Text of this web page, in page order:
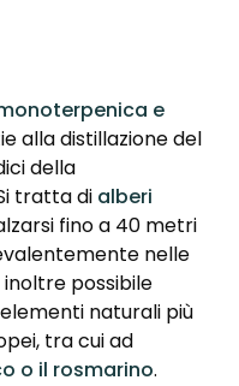
e
alla distillazione del
della
tratta di alberi
fino a 40 metri
nelle
inoltre possibile
naturali più
tra cui ad
o il rosmarino.